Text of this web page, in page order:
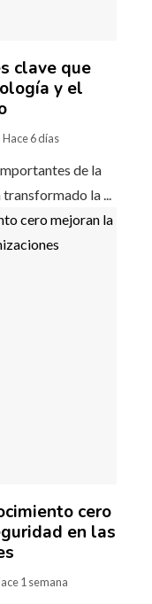
clave que
y el
Hace 6 días
de la
la ...
cero
en las
1 semana